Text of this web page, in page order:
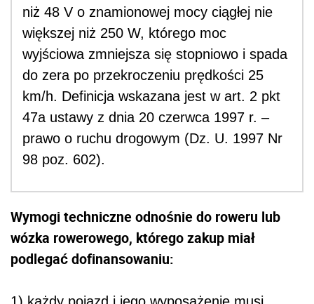
niż 48 V o znamionowej mocy ciągłej nie
większej niż 250 W, którego moc
wyjściowa zmniejsza się stopniowo i spada
do zera po przekroczeniu prędkości 25
km/h. Definicja wskazana jest w art. 2 pkt
47a ustawy z dnia 20 czerwca 1997 r. –
prawo o ruchu drogowym (Dz. U. 1997 Nr
98 poz. 602).
Wymogi techniczne odnośnie do roweru lub
wózka rowerowego, którego zakup miał
podlegać dofinansowaniu: